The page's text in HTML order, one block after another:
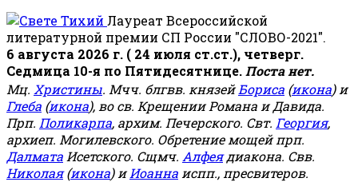
Лауреат Всероссийской
литературной премии СП России "СЛОВО-2021".
6 августа 2026 г. ( 24 июля ст.ст.), четверг.
Седмица 10-я по Пятидесятнице. Поста нет.
Мц. Христины. Мчч. блгвв. князейБориса (икона) и
Глеба (икона), во св. Крещении Романа и Давида.
Прп. Поликарпа, архим. Печерского. Свт. Георгия,
архиеп. Могилевского. Обретение мощей прп.
Далмата Исетского. Сщмч. Алфеядиакона. Свв.
Николая(икона) иИоанна испп., пресвитеров.